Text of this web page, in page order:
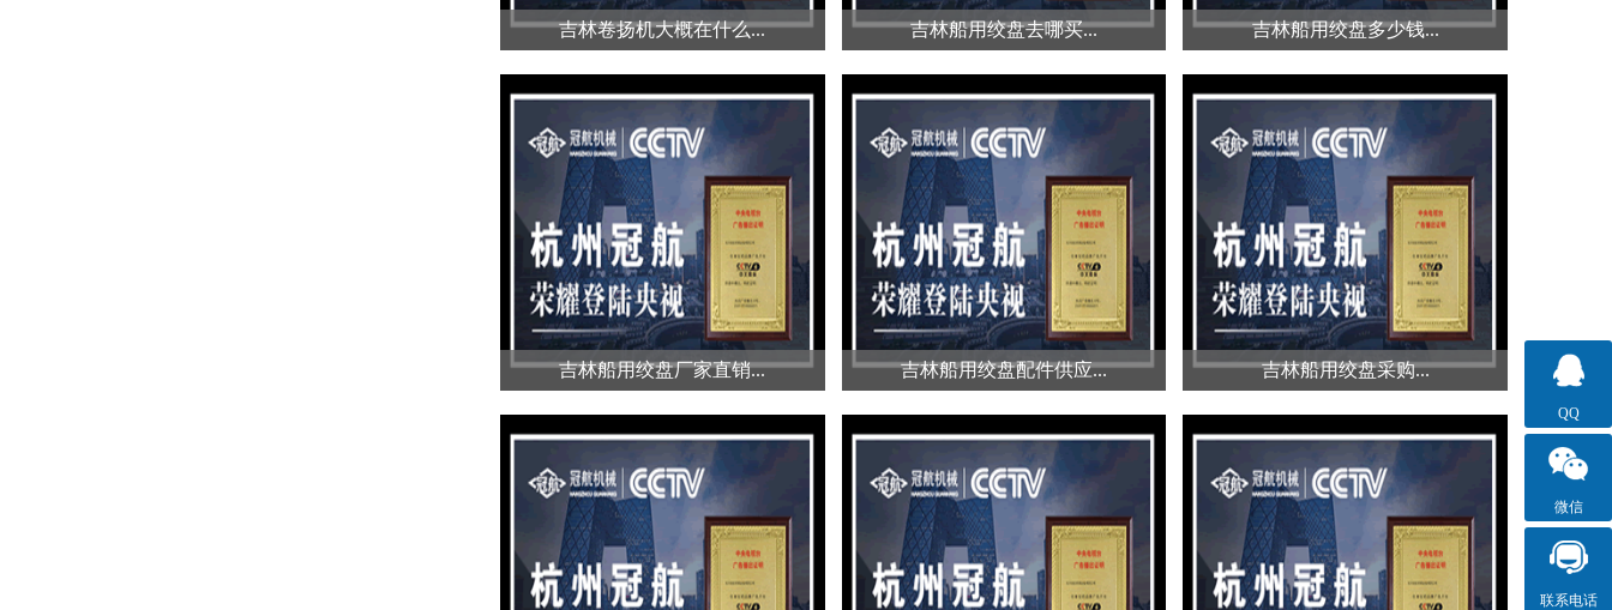
吉林卷扬机大概在什么...
吉林卷扬机大概在什么...
卷扬机是一种常用的机械设备，它
能够提升，运输和操作各种材料和
设备...
吉林船用绞盘去哪买...
吉林船用绞盘去哪买...
船用绞盘的购买渠道是多样化的，
可以通过实体店购买，也可以通过
电商...
吉林船用绞盘多少钱...
吉林船用绞盘多少钱...
船用绞盘的价格是由多个方面来决
定的，并不是由某个原因决定，除
了地...
吉林船用绞盘厂家直销...
吉林船用绞盘厂家直销...
船用绞盘归于船用设备技术领域。
本实用新型包括底座,卷筒、圆
管...
吉林船用绞盘配件供应...
吉林船用绞盘配件供应...
同车用绞盘一样，船用绞盘由数个
配件构成，每一个配件都在船用绞
盘的...
吉林船用绞盘采购...
吉林船用绞盘采购...
大部分人对于船用绞盘的熟悉程度
并不高，更多的是比较了解车用绞
盘...
QQ
微信
联系电话